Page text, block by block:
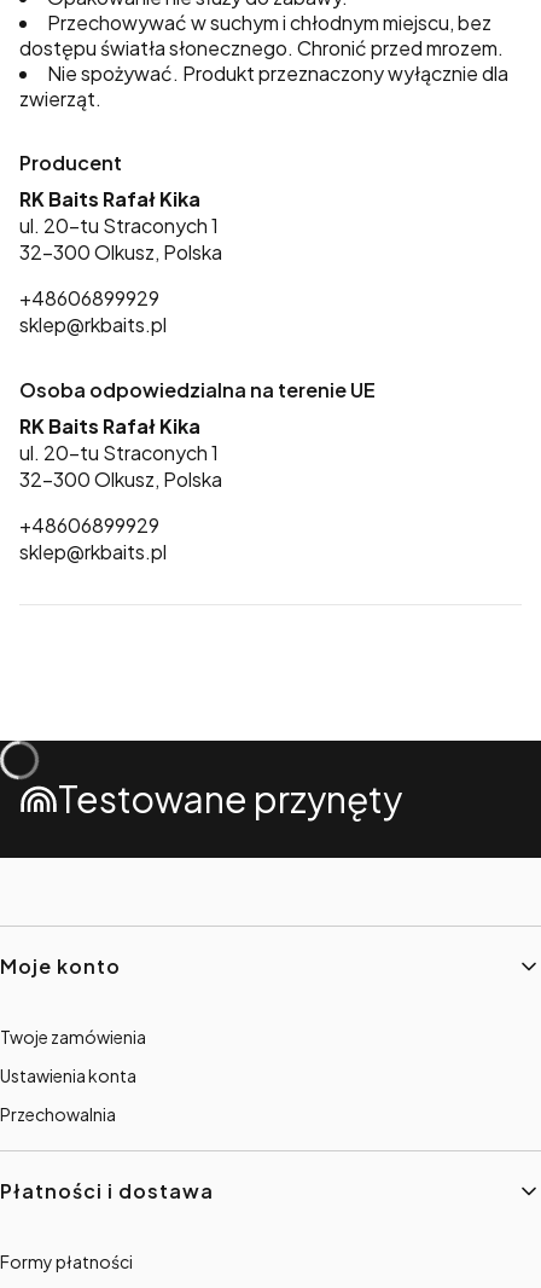
Przechowywać w suchym i chłodnym miejscu, bez
dostępu światła słonecznego. Chronić przed mrozem.
Nie spożywać. Produkt przeznaczony wyłącznie dla
zwierząt.
Producent
RK Baits Rafał Kika
ul. 20-tu Straconych 1
32-300 Olkusz, Polska
+48606899929
sklep@rkbaits.pl
Osoba odpowiedzialna na terenie UE
RK Baits Rafał Kika
ul. 20-tu Straconych 1
32-300 Olkusz, Polska
+48606899929
sklep@rkbaits.pl
Testowane przynęty
Linki w stopce
Moje konto
Twoje zamówienia
Ustawienia konta
Przechowalnia
Płatności i dostawa
Formy płatności